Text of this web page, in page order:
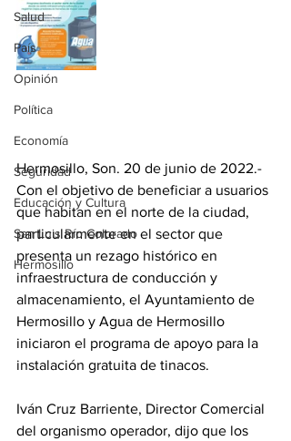
Salud
País
Opinión
Política
Economía
Seguridad
Educación y Cultura
San Luis Río Colorado
Hermosillo
Hermosillo, Son. 20 de junio de 2022.-
Con el objetivo de beneficiar a usuarios
que habitan en el norte de la ciudad,
particularmente en el sector que
presenta un rezago histórico en
infraestructura de conducción y
almacenamiento, el Ayuntamiento de
Hermosillo y Agua de Hermosillo
iniciaron el programa de apoyo para la
instalación gratuita de tinacos.
Iván Cruz Barriente, Director Comercial
del organismo operador, dijo que los